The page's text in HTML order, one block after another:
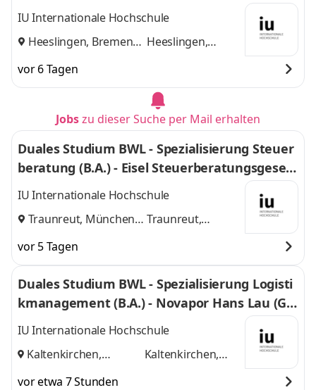
KG
IU Internationale Hochschule
Heeslingen, Bremen
Heeslingen,
vor 6 Tagen
Jobszu dieser Suche per Mail erhalten
Duales Studium BWL - Spezialisierung Steuer
beratung (B.A.) - Eisel Steuerberatungsgesell
schaft mbH & Co. KG
IU Internationale Hochschule
Traunreut, München
Traunreut,
vor 5 Tagen
Duales Studium BWL - Spezialisierung Logisti
kmanagement (B.A.) - Novapor Hans Lau (G
mbH & Co) KG
IU Internationale Hochschule
Kaltenkirchen,
Kaltenkirchen,
vor etwa 7 Stunden